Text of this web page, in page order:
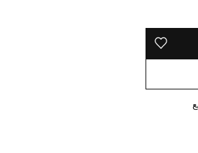
حفظه في قائمة منتجاتك المفضلة